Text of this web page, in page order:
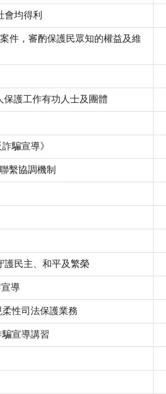
會均得利
件，審酌保護民眾知的權益及維
護工作有功人士及團體
騙宣導》
繫協調機制
護民主、和平及繁榮
導
性司法保護業務
宣導講習